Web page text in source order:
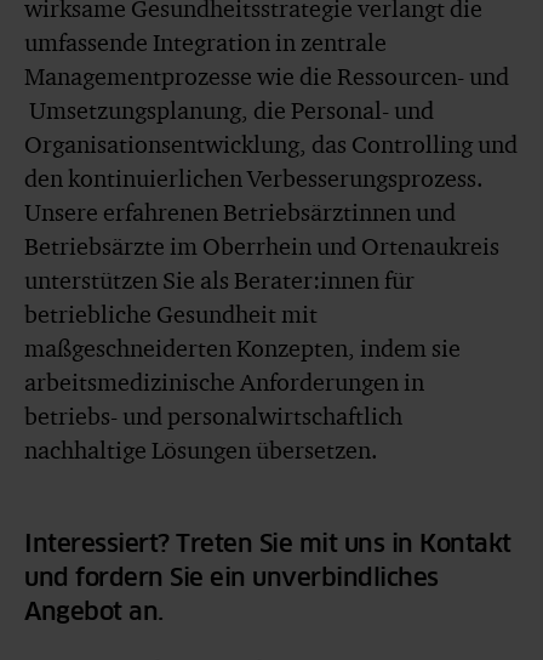
wirksame Gesundheitsstrategie verlangt die
umfassende Integration in zentrale
Managementprozesse wie die Ressourcen- und
Umsetzungsplanung, die Personal- und
Organisationsentwicklung, das Controlling und
den kontinuierlichen Verbesserungsprozess.
Unsere erfahrenen Betriebsärztinnen und
Betriebsärzte im Oberrhein und Ortenaukreis
unterstützen Sie als Berater:innen für
betriebliche Gesundheit mit
maßgeschneiderten Konzepten, indem sie
arbeitsmedizinische Anforderungen in
betriebs- und personalwirtschaftlich
nachhaltige Lösungen übersetzen.
Interessiert? Treten Sie mit uns in Kontakt
und fordern Sie ein unverbindliches
Angebot an.